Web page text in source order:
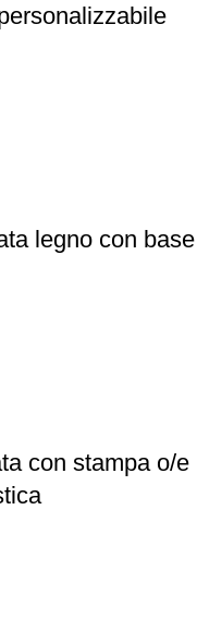
legno con base
con stampa o/e